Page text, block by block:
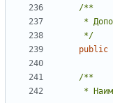
     */
public